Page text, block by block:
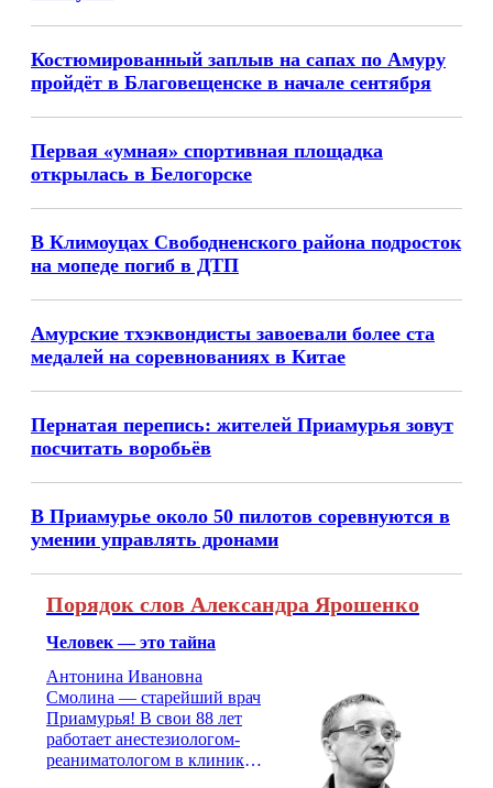
Костюмированный заплыв на сапах по Амуру
пройдёт в Благовещенске в начале сентября
Первая «умная» спортивная площадка
открылась в Белогорске
В Климоуцах Свободненского района подросток
на мопеде погиб в ДТП
Амурские тхэквондисты завоевали более ста
медалей на соревнованиях в Китае
Пернатая перепись: жителей Приамурья зовут
посчитать воробьёв
В Приамурье около 50 пилотов соревнуются в
умении управлять дронами
Порядок слов Александра Ярошенко
Человек — это тайна
Антонина Ивановна
Смолина — старейший врач
Приамурья! В свои 88 лет
работает анестезиологом-
реаниматологом в клинике